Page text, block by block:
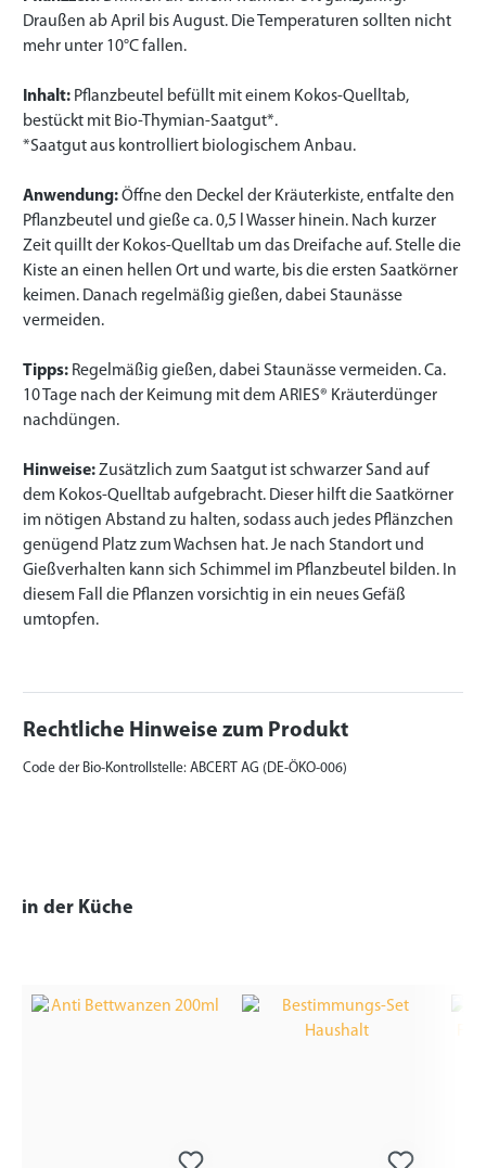
Draußen ab April bis August. Die Temperaturen sollten nicht
mehr unter 10°C fallen.
Inhalt: Pflanzbeutel befüllt mit einem Kokos-Quelltab,
bestückt mit Bio-Thymian-Saatgut*.
*Saatgut aus kontrolliert biologischem Anbau.
Anwendung:Öffne den Deckel der Kräuterkiste, entfalte den
Pflanzbeutel und gieße ca. 0,5 l Wasser hinein. Nach kurzer
Zeit quillt der Kokos-Quelltab um das Dreifache auf. Stelle die
Kiste an einen hellen Ort und warte, bis die ersten Saatkörner
keimen. Danach regelmäßig gießen, dabei Staunässe
vermeiden.
Tipps: Regelmäßig gießen, dabei Staunässe vermeiden. Ca.
10 Tage nach der Keimung mit dem ARIES® Kräuterdünger
nachdüngen.
Hinweise:Zusätzlich zum Saatgut ist schwarzer Sand auf
dem Kokos-Quelltab aufgebracht. Dieser hilft die Saatkörner
im nötigen Abstand zu halten, sodass auch jedes Pflänzchen
genügend Platz zum Wachsen hat. Je nach Standort und
Gießverhalten kann sich Schimmel im Pflanzbeutel bilden. In
diesem Fall die Pflanzen vorsichtig in ein neues Gefäß
umtopfen.
Rechtliche Hinweise zum Produkt
Code der Bio-Kontrollstelle: ABCERT AG (DE-ÖKO-006)
in der Küche